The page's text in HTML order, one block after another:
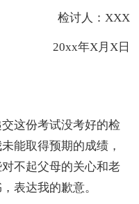
检讨人：XXX
20xx年X月X日
这份考试没考好的检
能取得预期的成绩，
不起父母的关心和老
表达我的歉意。